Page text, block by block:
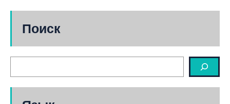
Поиск